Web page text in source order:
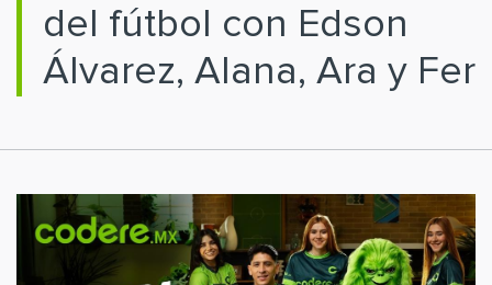
del fútbol con Edson
Álvarez, Alana, Ara y Fer